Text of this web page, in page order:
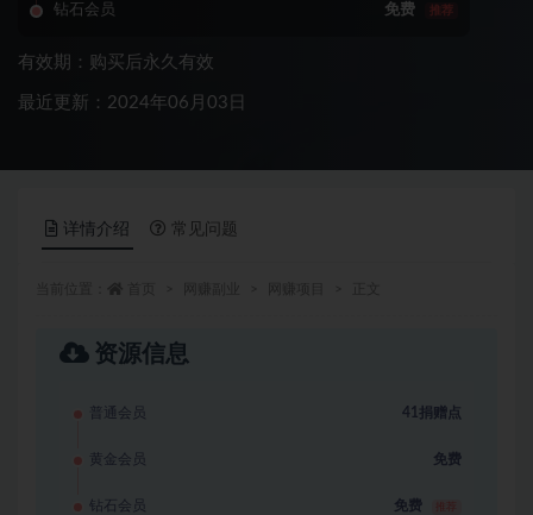
钻石会员 免费 推荐
有效期：购买后永久有效
最近更新：2024年06月03日
详情介绍 常见问题
资源信息
普通会员 41捐赠点
黄金会员 免费
钻石会员 免费